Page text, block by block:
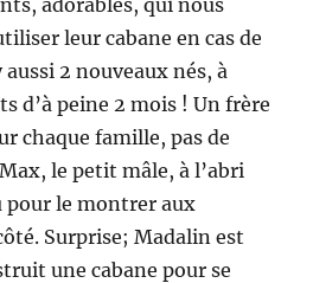
adorables, qui nous
leur cabane en cas de
2 nouveaux nés, à
d’à peine 2 mois ! Un frère
chaque famille, pas de
le petit mâle, à l’abri
pour le montrer aux
Surprise; Madalin est
une cabane pour se